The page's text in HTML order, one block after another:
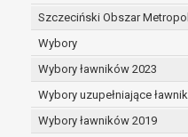
Szczeciński Obszar
Wybory
Wybory ławników 2023
Wybory uzupełniające
Wybory ławników 2019
dane
dane
celu